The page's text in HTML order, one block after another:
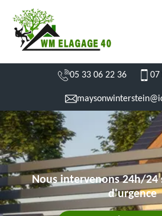
05 33 06 22 36 07
Nous intervenons 24h/24
d'urgence